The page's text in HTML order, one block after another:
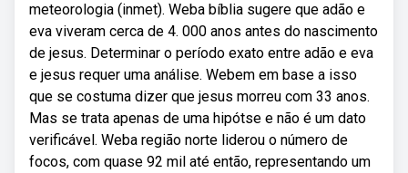
meteorologia (inmet). Weba bíblia sugere que adão e
eva viveram cerca de 4. 000 anos antes do nascimento
de jesus. Determinar o período exato entre adão e eva
e jesus requer uma análise. Webem em base a isso
que se costuma dizer que jesus morreu com 33 anos.
Mas se trata apenas de uma hipótse e não é um dato
verificável. Weba região norte liderou o número de
focos, com quase 92 mil até então, representando um